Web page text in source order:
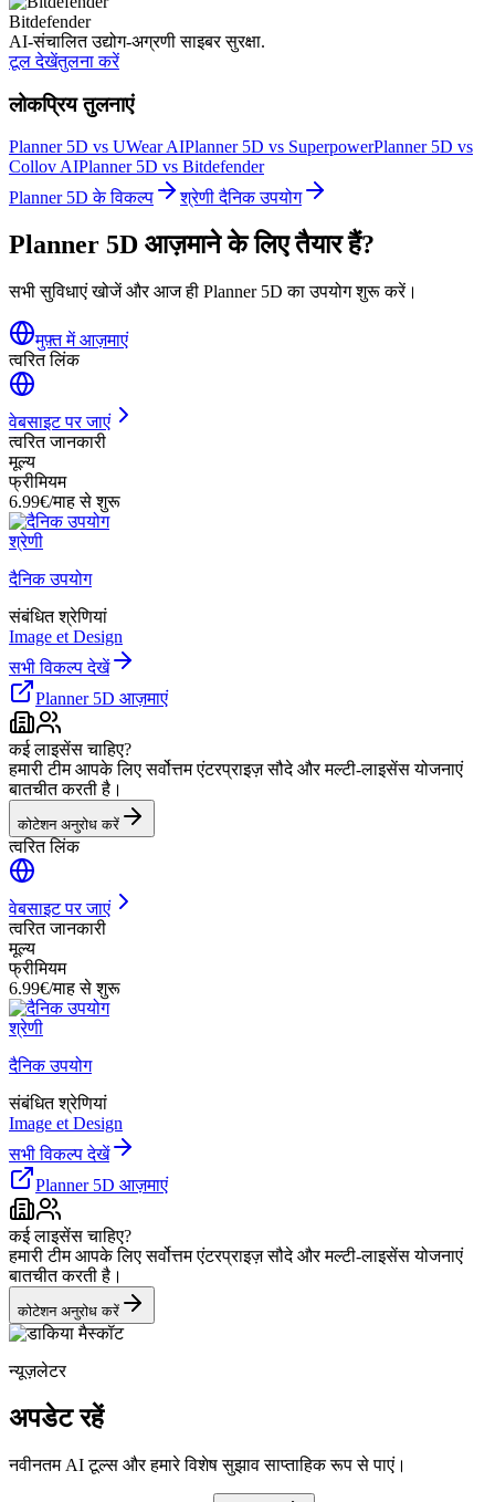
Bitdefender
AI-संचालित उद्योग-अग्रणी साइबर सुरक्षा.
टूल देखेंतुलना करें
लोकप्रिय तुलनाएं
Planner 5D vs UWear AIPlanner 5D vs SuperpowerPlanner 5D vs
Collov AIPlanner 5D vs Bitdefender
Planner 5D के विकल्प
श्रेणी दैनिक उपयोग
Planner 5D आज़माने के लिए तैयार हैं?
सभी सुविधाएं खोजें और आज ही Planner 5D का उपयोग शुरू करें।
मुफ़्त में आज़माएं
त्वरित लिंक
वेबसाइट पर जाएं
त्वरित जानकारी
मूल्य
फ्रीमियम
6.99€/माह से शुरू
श्रेणी
दैनिक उपयोग
संबंधित श्रेणियां
Image et Design
सभी विकल्प देखें
Planner 5D आज़माएं
कई लाइसेंस चाहिए?
हमारी टीम आपके लिए सर्वोत्तम एंटरप्राइज़ सौदे और मल्टी-लाइसेंस योजनाएं
बातचीत करती है।
कोटेशन अनुरोध करें
त्वरित लिंक
वेबसाइट पर जाएं
त्वरित जानकारी
मूल्य
फ्रीमियम
6.99€/माह से शुरू
श्रेणी
दैनिक उपयोग
संबंधित श्रेणियां
Image et Design
सभी विकल्प देखें
Planner 5D आज़माएं
कई लाइसेंस चाहिए?
हमारी टीम आपके लिए सर्वोत्तम एंटरप्राइज़ सौदे और मल्टी-लाइसेंस योजनाएं
बातचीत करती है।
कोटेशन अनुरोध करें
न्यूज़लेटर
अपडेट रहें
नवीनतम AI टूल्स और हमारे विशेष सुझाव साप्ताहिक रूप से पाएं।